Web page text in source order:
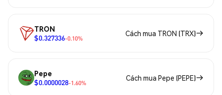
TRON
$0.327336-0.10%
Cách mua TRON (TRX)
Pepe
$0.0000028-1.60%
Cách mua Pepe (PEPE)